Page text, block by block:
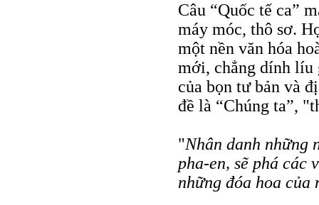
Câu “Quốc tế ca”
máy móc, thô sơ.
một nền văn hóa
mới, chẳng dính líu
của bọn tư bản và
đề là “Chúng ta”,
"Nhân danh những
pha-en, sẽ phá các
những đóa hoa của